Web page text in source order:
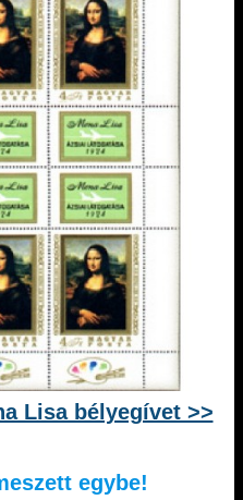
Lisa bélyegívet >>
egybe!